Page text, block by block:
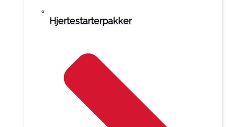
Hjertestarterpakker